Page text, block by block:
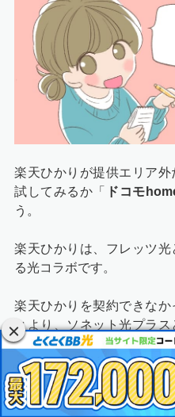
楽天ひかりが提供エリア外
試してみるか「
ドコモ
う。
楽天ひかりは、フレッツ
る光コラボです。
楽天ひかりを契約できな
とより、ソネット光プラ
申し込みできません。
ただし、NTTとは違う回線
光回線であれば契約できる